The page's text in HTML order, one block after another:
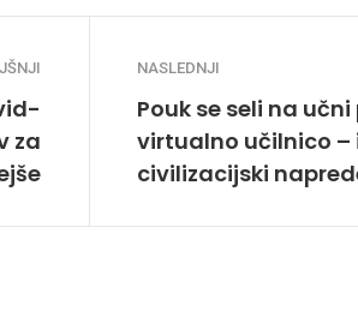
za
NASLEDNJI
Pouk se seli na
virtualno učilnico –
civilizacijski